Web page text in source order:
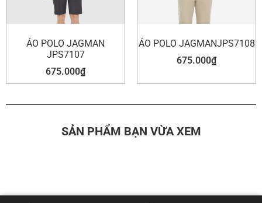
ÁO POLO JAGMAN
JPS7107
675.000₫
ÁO POLO JAGMANJPS7108
675.000₫
SẢN PHẨM BẠN VỪA XEM